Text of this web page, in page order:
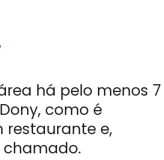
há pelo menos 7
como é
restaurante e,